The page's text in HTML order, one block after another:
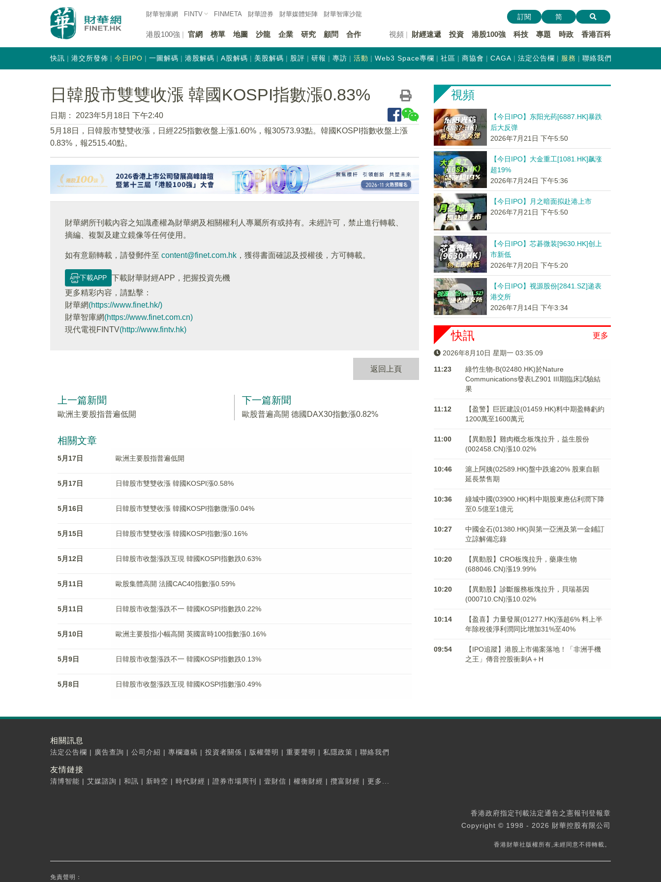
財華智庫網 FINTV FINMETA 財華證券 財華媒體矩陣 財華智庫沙龍
港股100強 官網 榜單 地圖 沙龍 企業 研究 顧問 合作 視頻 財經速遞 投資 港股100強 科技 專題 時政 香港百科
訂閱 简
快訊 港交所發佈 今日IPO 一圖解碼 港股解碼 A股解碼 美股解碼 股評 研報 專訪 活動 Web3 Space專欄 社區 商協會 CAGA 法定公告欄 服務 聯絡我們
日韓股市雙雙收漲 韓國KOSPI指數漲0.83%
日期：
2023年5月18日 下午2:40
5月18日，日韓股市雙雙收漲，日經225指數收盤上漲1.60%，報30573.93點。韓國KOSPI指數收盤上漲
0.83%，報2515.40點。
財華網所刊載內容之知識產權為財華網及相關權利人專屬所有或持有。未經許可，禁止進行轉載、
摘編、複製及建立鏡像等任何使用。
如有意願轉載，請發郵件至 content@finet.com.hk ，獲得書面確認及授權後，方可轉載。
下載APP
下載財華財經APP，把握投資先機
更多精彩内容，請點擊：
財華網(https://www.finet.hk/)
財華智庫網(https://www.finet.com.cn)
現代電視FINTV(http://www.fintv.hk)
返回上頁
上一篇新聞
歐洲主要股指普遍低開
下一篇新聞
歐股普遍高開 德國DAX30指數漲0.82%
相關文章
5月17日 歐洲主要股指普遍低開
5月17日 日韓股市雙雙收漲 韓國KOSPI漲0.58%
5月16日 日韓股市雙雙收漲 韓國KOSPI指數微漲0.04%
5月15日 日韓股市雙雙收漲 韓國KOSPI指數漲0.16%
5月12日 日韓股市收盤漲跌互現 韓國KOSPI指數跌0.63%
5月11日 歐股集體高開 法國CAC40指數漲0.59%
5月11日 日韓股市收盤漲跌不一 韓國KOSPI指數跌0.22%
5月10日 歐洲主要股指小幅高開 英國富時100指數漲0.16%
5月9日 日韓股市收盤漲跌不一 韓國KOSPI指數跌0.13%
5月8日 日韓股市收盤漲跌互現 韓國KOSPI指數漲0.49%
視頻
【今日IPO】东阳光药[6887.HK]暴跌
后大反弹
2026年7月21日 下午5:50
【今日IPO】大金重工[1081.HK]飙涨
超19%
2026年7月24日 下午5:36
【今日IPO】月之暗面拟赴港上市
2026年7月21日 下午5:50
【今日IPO】芯碁微装[9630.HK]创上
市新低
2026年7月20日 下午5:20
【今日IPO】视源股份[2841.SZ]递表
港交所
2026年7月14日 下午3:34
更多
快訊
2026年8月10日 星期一 03:35:09
11:23
綠竹生物-B(02480.HK)於Nature
Communications發表LZ901 III期臨床試驗結
果
11:12
【盈警】巨匠建設(01459.HK)料中期盈轉虧約
1200萬至1600萬元
11:00
【異動股】雞肉概念板塊拉升，益生股份
(002458.CN)漲10.02%
10:46
滬上阿姨(02589.HK)盤中跌逾20% 股東自願
延長禁售期
10:36
綠城中國(03900.HK)料中期股東應佔利潤下降
至0.5億至1億元
10:27
中國金石(01380.HK)與第一亞洲及第一金鋪訂
立諒解備忘錄
10:20
【異動股】CRO板塊拉升，藥康生物
(688046.CN)漲19.99%
10:20
【異動股】診斷服務板塊拉升，貝瑞基因
(000710.CN)漲10.02%
10:14
【盈喜】力量發展(01277.HK)漲超6% 料上半
年除稅後淨利潤同比增加31%至40%
09:54
【IPO追蹤】港股上市備案落地！「非洲手機
之王」傳音控股衝刺A＋H
相關訊息
法定公告欄 | 廣告查詢 | 公司介紹 | 專欄邀稿 | 投資者關係 | 版權聲明 | 重要聲明 | 私隱政策 | 聯絡我們
友情鏈接
清博智能 | 艾媒諮詢 | 和訊 | 新時空 | 時代財經 | 證券市場周刊 | 壹財信 | 權衡財經 | 攬富財經 | 更多...
香港政府指定刊載法定通告之憲報刊登報章
Copyright © 1998 - 2026 財華控股有限公司
香港財華社版權所有,未經同意不得轉載。
免責聲明：